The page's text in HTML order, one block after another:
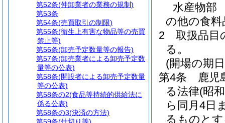
水産物部
の他の食料
2
取扱品目
る。
(開場の期
第4条
鹿児
る法律(昭
ら同月4日
るものと
第52条(仲卸業者の業務の規制)
第53条
第54条(売買取引の制限)
第55条(衛生上有害な物品等の売買
禁止等)
第56条(卸売予定数量等の報告)
第57条(卸売業者による卸売予定数
量等の公表)
第58条(開設者による卸売予定数量
等の公表)
第58条の2(食品等持続的供給法に
係る公表)
第58条の3(決済の方法)